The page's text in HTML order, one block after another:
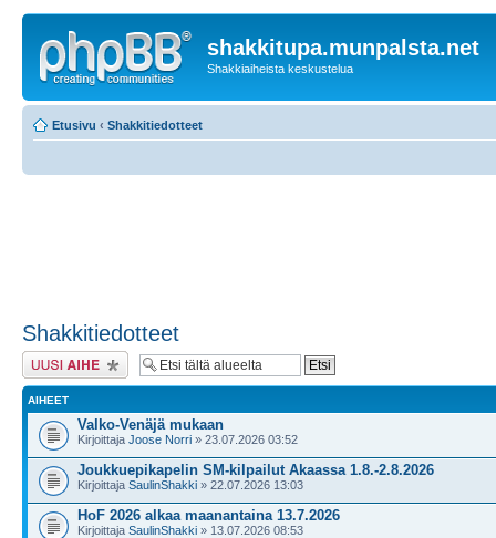
shakkitupa.munpalsta.net
Shakkiaiheista keskustelua
Etusivu ‹ Shakkitiedotteet
Shakkitiedotteet
Lähetä uusi viesti
AIHEET
Valko-Venäjä mukaan
Kirjoittaja Joose Norri » 23.07.2026 03:52
Joukkuepikapelin SM-kilpailut Akaassa 1.8.-2.8.2026
Kirjoittaja SaulinShakki » 22.07.2026 13:03
HoF 2026 alkaa maanantaina 13.7.2026
Kirjoittaja SaulinShakki » 13.07.2026 08:53